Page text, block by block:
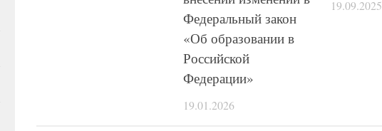
Федеральный закон
«Об образовании в
Российской
Федерации»
19.01.2026
19.09.2025